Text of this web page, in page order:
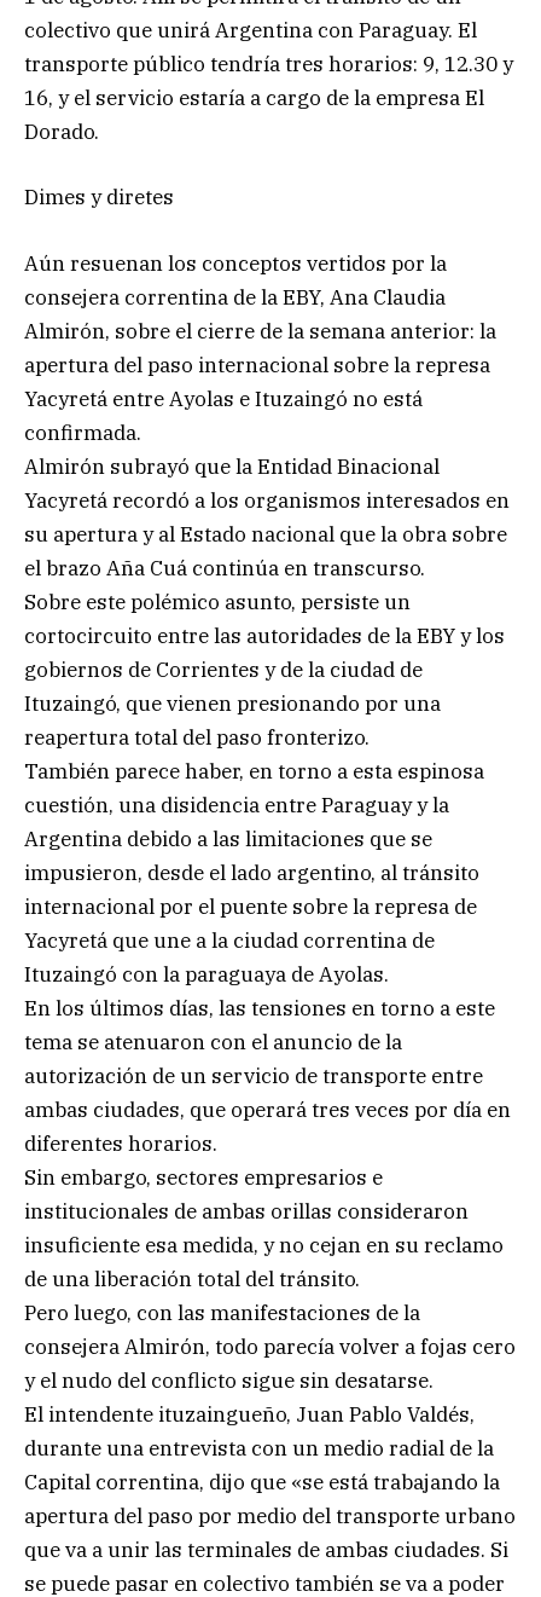
colectivo que unirá Argentina con Paraguay. El
transporte público tendría tres horarios: 9, 12.30 y
16, y el servicio estaría a cargo de la empresa El
Dorado.
Dimes y diretes
Aún resuenan los conceptos vertidos por la
consejera correntina de la EBY, Ana Claudia
Almirón, sobre el cierre de la semana anterior: la
apertura del paso internacional sobre la represa
Yacyretá entre Ayolas e Ituzaingó no está
confirmada.
Almirón subrayó que la Entidad Binacional
Yacyretá recordó a los organismos interesados en
su apertura y al Estado nacional que la obra sobre
el brazo Aña Cuá continúa en transcurso.
Sobre este polémico asunto, persiste un
cortocircuito entre las autoridades de la EBY y los
gobiernos de Corrientes y de la ciudad de
Ituzaingó, que vienen presionando por una
reapertura total del paso fronterizo.
También parece haber, en torno a esta espinosa
cuestión, una disidencia entre Paraguay y la
Argentina debido a las limitaciones que se
impusieron, desde el lado argentino, al tránsito
internacional por el puente sobre la represa de
Yacyretá que une a la ciudad correntina de
Ituzaingó con la paraguaya de Ayolas.
En los últimos días, las tensiones en torno a este
tema se atenuaron con el anuncio de la
autorización de un servicio de transporte entre
ambas ciudades, que operará tres veces por día en
diferentes horarios.
Sin embargo, sectores empresarios e
institucionales de ambas orillas consideraron
insuficiente esa medida, y no cejan en su reclamo
de una liberación total del tránsito.
Pero luego, con las manifestaciones de la
consejera Almirón, todo parecía volver a fojas cero
y el nudo del conflicto sigue sin desatarse.
El intendente ituzaingueño, Juan Pablo Valdés,
durante una entrevista con un medio radial de la
Capital correntina, dijo que «se está trabajando la
apertura del paso por medio del transporte urbano
que va a unir las terminales de ambas ciudades. Si
se puede pasar en colectivo también se va a poder